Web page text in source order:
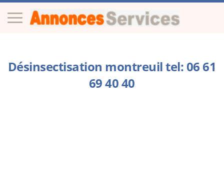
Désinsectisation montreuil tel: 06 61
69 40 40